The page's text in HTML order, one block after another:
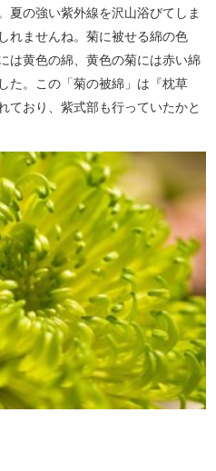
夏の強い紫外線を沢山浴びてしま
れませんね。菊に被せる綿の色
は黄色の綿、黄色の菊には赤い綿
た。この「菊の被綿」は『枕草
ており、紫式部も行っていたかと